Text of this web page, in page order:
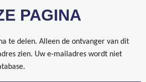
PAGINA
te delen. Alleen de ontvanger van dit
zien. Uw e-mailadres wordt niet